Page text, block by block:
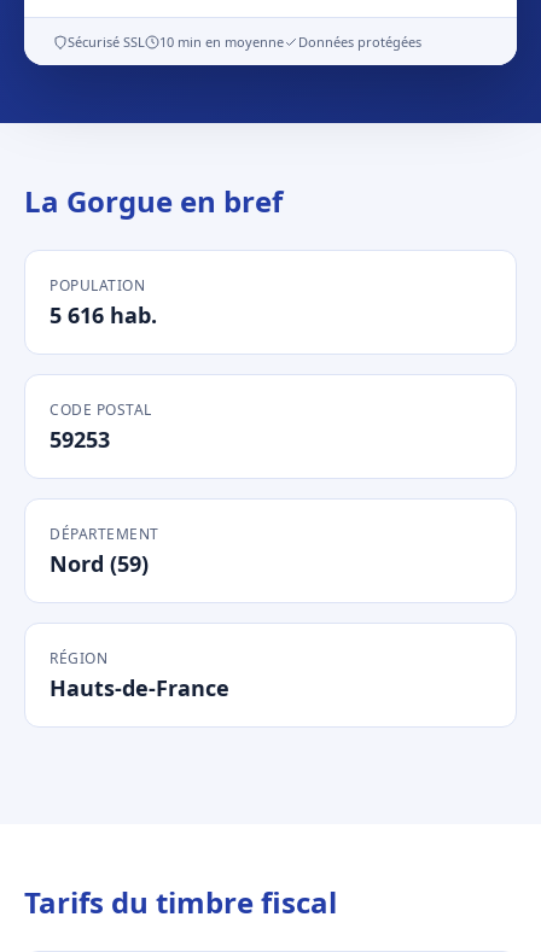
Sécurisé SSL 10 min en moyenne Données protégées
La Gorgue en bref
POPULATION
5 616 hab.
CODE POSTAL
59253
DÉPARTEMENT
Nord (59)
RÉGION
Hauts-de-France
Tarifs du timbre fiscal